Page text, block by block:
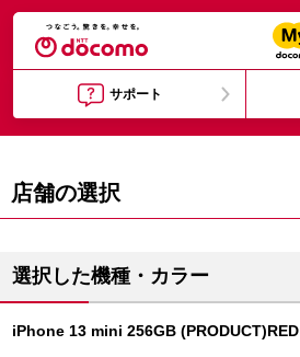
サポート
店舗の選択
選択した機種・カラー
iPhone 13 mini 256GB (PRODUCT)RED